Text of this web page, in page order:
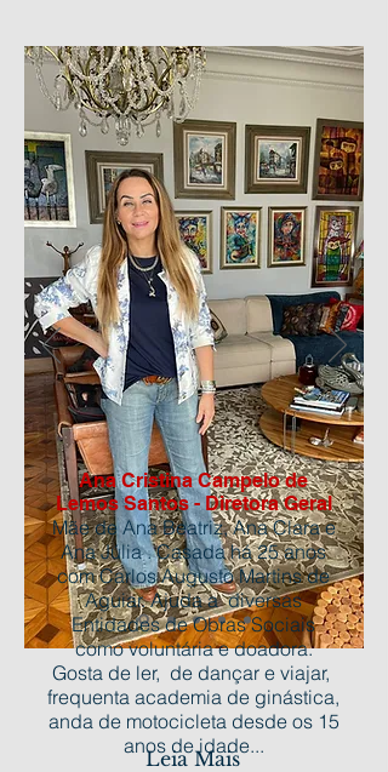
Leia Mais
Ana Cristina Campelo de
Lemos Santos - Diretora Geral
Mãe de Ana Beatriz, Ana Clara e
Ana Júlia . Casada há 25 anos
com Carlos Augusto Martins de
Aguiar. Ajuda a diversas
Entidades de Obras Sociais
como voluntária e doadora.
Gosta de ler, de dançar e viajar,
frequenta academia de ginástica,
anda de motocicleta desde os 15
anos de idade...